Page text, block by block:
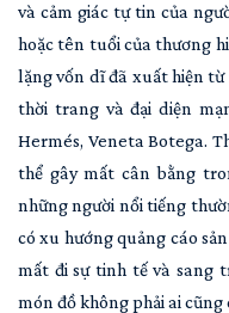
và cảm giác tự tin của
hoặc tên tuổi của thương
lặng vốn dĩ đã xuất hiện
thời trang và đại diện
Hermés, Veneta Botega.
thể gây mất cân bằng
những người nổi tiếng
có xu hướng quảng cáo
mất đi sự tinh tế và sang
món đồ không phải ai cũng